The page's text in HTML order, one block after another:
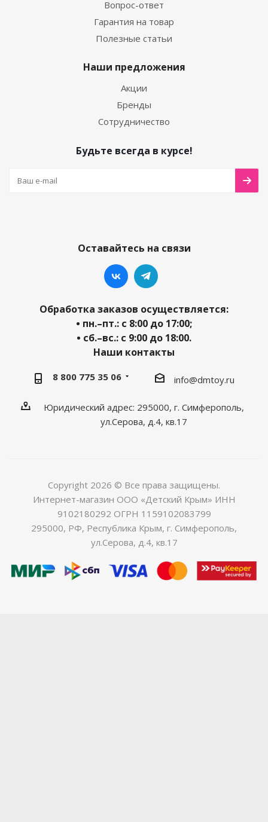
Вопрос-ответ
Гарантия на товар
Полезные статьи
Наши предложения
Акции
Бренды
Сотрудничество
Будьте всегда в курсе!
Оставайтесь на связи
Обработка заказов осуществляется:
• пн.–пт.: с 8:00 до 17:00;
• сб.–вс.: с 9:00 до 18:00.
Наши контакты
8 800 775 35 06 info@dmtoy.ru
Юридический адрес: 295000, г. Симферополь,
ул.Серова, д.4, кв.17
Copyright 2026 © Все права защищены.
Интернет-магазин ООО «Детский Крым» ИНН
9102180292 ОГРН 1159102083799
295000, РФ, Республика Крым, г. Симферополь,
ул.Серова, д.4, кв.17